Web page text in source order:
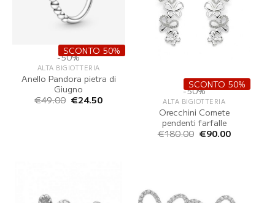
-50%
ALTA BIGIOTTERIA
Anello Pandora pietra di
Giugno
SCONTO 50%
€49.00 Il
prezzo
€24.50Il
prezzo
-50%
ALTA BIGIOTTERIA
Orecchini Comete
pendenti farfalle
SCONTO 50%
€180.00 Il
prezzo
€90.00Il
prezzo